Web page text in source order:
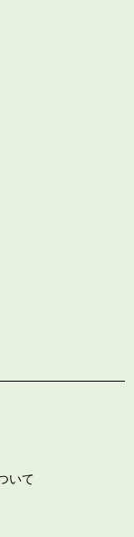
いて